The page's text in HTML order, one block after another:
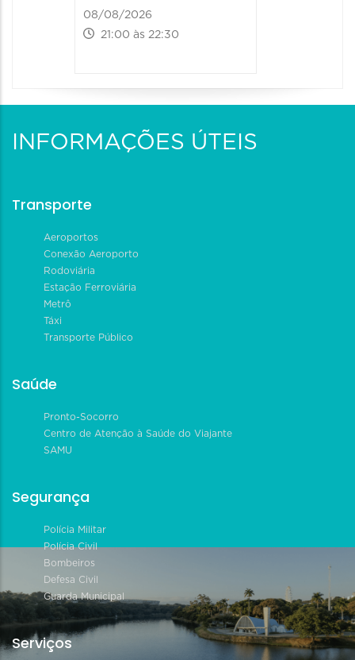
08/08/2026
21:00 às 22:30
INFORMAÇÕES ÚTEIS
Transporte
Aeroportos
Conexão Aeroporto
Rodoviária
Estação Ferroviária
Metrô
Táxi
Transporte Público
Saúde
Pronto-Socorro
Centro de Atenção à Saúde do Viajante
SAMU
Segurança
Polícia Militar
Polícia Civil
Bombeiros
Defesa Civil
Guarda Municipal
Serviços